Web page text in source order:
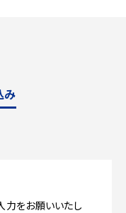
み
力をお願いいたし